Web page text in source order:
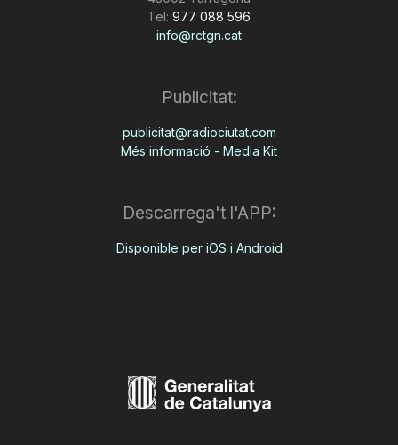
Tel: 977 088 596
info@rctgn.cat
Publicitat:
publicitat@radiociutat.com
Més informació - Media Kit
Descarrega't l'APP:
Disponible per iOS i Android